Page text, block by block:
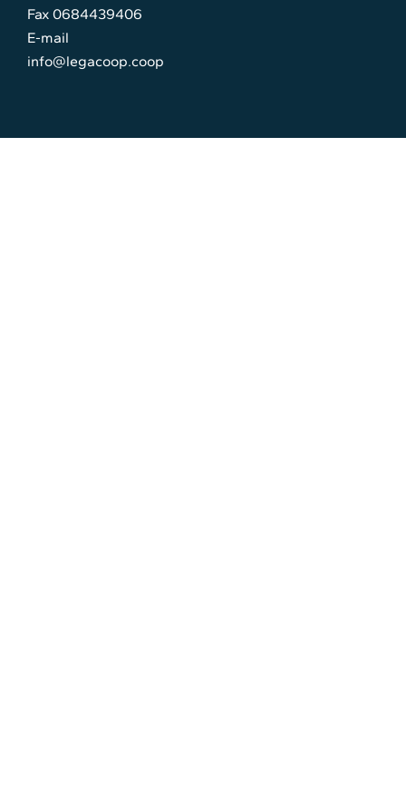
Fax 0684439406
E-mail
info@legacoop.coop